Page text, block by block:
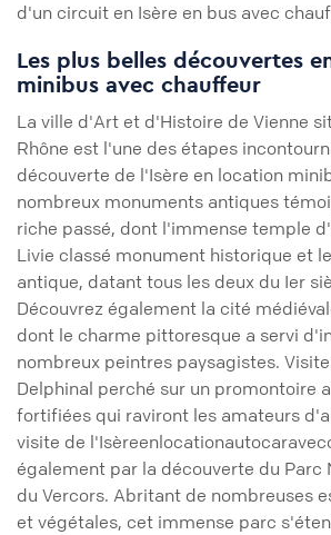
d'un circuit en Isère en bus avec
Les plus belles découvertes
minibus avec chauffeur
La ville d'Art et d'Histoire de Vienne
Rhône est l'une des étapes
découverte de l'Isère en location
nombreux monuments antiques
riche passé, dont l'immense temple
Livie classé monument historique et
antique, datant tous les deux du Ier
Découvrez également la cité
dont le charme pittoresque a servi
nombreux peintres paysagistes.
Delphinal perché sur un promontoire
fortifiées qui raviront les amateurs
visite de
également par la découverte du Parc
du Vercors. Abritant de nombreuses
et végétales, cet immense parc